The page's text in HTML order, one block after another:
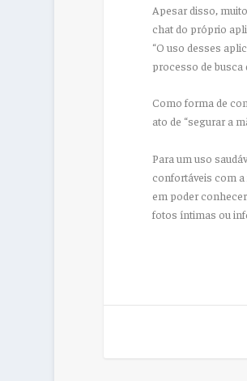
Apesar disso,
chat do próprio
“O uso desses
processo de busca
Como forma de
ato de “segurar a
Para um uso
confortáveis com a
em poder
fotos íntimas ou